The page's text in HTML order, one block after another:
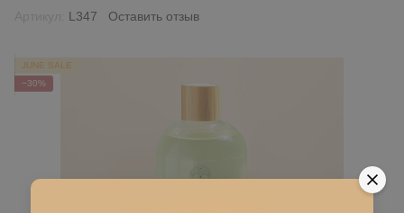
L347 Оставить отзыв
JUNE SALE
−30%